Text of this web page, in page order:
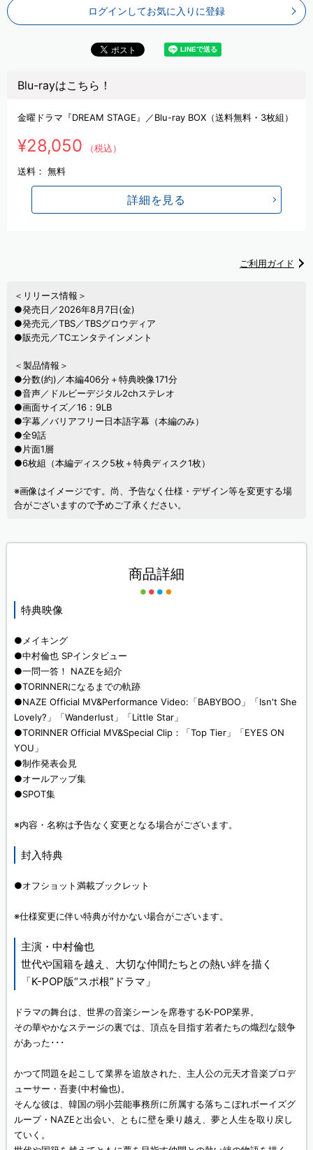
ログインしてお気に入りに登録
Blu-rayはこちら！
金曜ドラマ『DREAM STAGE』／Blu-ray BOX（送料無料・3枚組）
¥28,050 （税込）
送料： 無料
詳細を見る
ご利用ガイド
＜リリース情報＞
●発売日／2026年8月7日(金)
●発売元／TBS／TBSグロウディア
●販売元／TCエンタテインメント
＜製品情報＞
●分数(約)／本編406分＋特典映像171分
●音声／ドルビーデジタル2chステレオ
●画面サイズ／16：9LB
●字幕／バリアフリー日本語字幕（本編のみ）
●全9話
●片面1層
●6枚組（本編ディスク5枚＋特典ディスク1枚）
※画像はイメージです。尚、予告なく仕様・デザイン等を変更する場
合がございますので予めご了承ください。
商品詳細
特典映像
●メイキング
●中村倫也 SPインタビュー
●一問一答！ NAZEを紹介
●TORINNERになるまでの軌跡
●NAZE Official MV&Performance Video:「BABYBOO」「Isn't She
Lovely?」「Wanderlust」「Little Star」
●TORINNER Official MV&Special Clip：「Top Tier」「EYES ON
YOU」
●制作発表会見
●オールアップ集
●SPOT集
※内容・名称は予告なく変更となる場合がございます。
封入特典
●オフショット満載ブックレット
※仕様変更に伴い特典が付かない場合がございます。
主演・中村倫也
世代や国籍を越え、大切な仲間たちとの熱い絆を描く
「K-POP版“スポ根”ドラマ」
ドラマの舞台は、世界の音楽シーンを席巻するK-POP業界。
その華やかなステージの裏では、頂点を目指す若者たちの熾烈な競争
があった･･･
かつて問題を起こして業界を追放された、主人公の元天才音楽プロデ
ューサー・吾妻(中村倫也)。
そんな彼は、韓国の弱小芸能事務所に所属する落ちこぼれボーイズグ
ループ・NAZEと出会い、ともに壁を乗り越え、夢と人生を取り戻し
ていく。